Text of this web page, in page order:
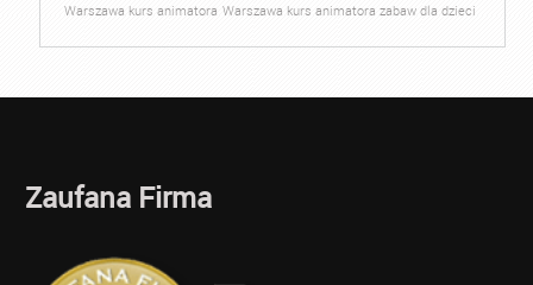
Warszawa kurs animatora Warszawa kurs animatora zabaw dla dzieci
Zaufana Firma